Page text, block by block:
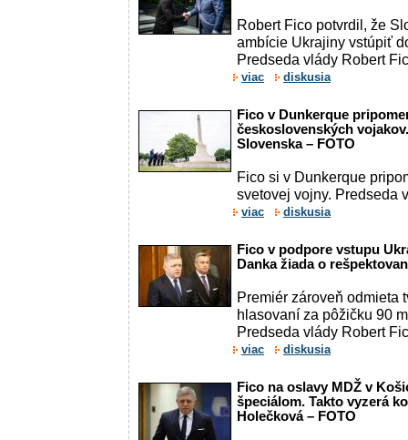
Robert Fico potvrdil, že
ambície Ukrajiny vstúpiť
Predseda vlády Robert
viac diskusia
Fico v Dunkerque
československých
Slovenska – FOTO
Fico si v Dunkerque
svetovej vojny. Predseda
viac diskusia
Fico v podpore vstupu
Danka žiada o
Premiér zároveň odmieta
hlasovaní za pôžičku 90
Predseda vlády Robert
viac diskusia
Fico na oslavy MDŽ v
špeciálom. Takto vyzerá
Holečková – FOTO